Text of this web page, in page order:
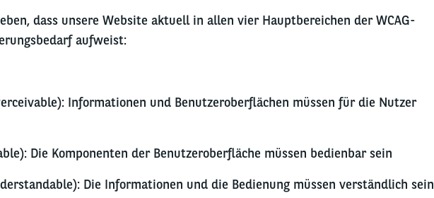
dass unsere Website aktuell in allen vier Hauptbereichen der WCAG-
aufweist:
Informationen und Benutzeroberflächen müssen für die Nutzer
Die Komponenten der Benutzeroberfläche müssen bedienbar sein
Die Informationen und die Bedienung müssen verständlich sein